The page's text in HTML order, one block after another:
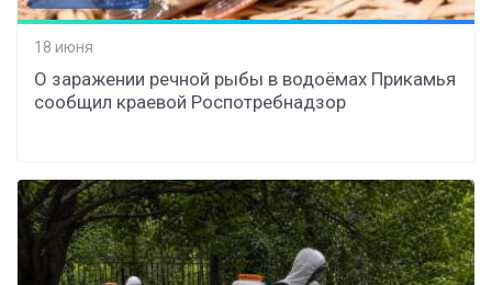
18 июня
О заражении речной рыбы в водоёмах Прикамья
сообщил краевой Роспотребнадзор